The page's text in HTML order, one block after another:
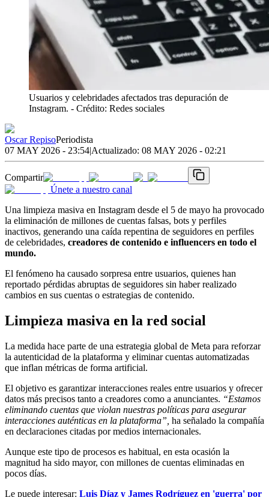
Usuarios y celebridades afectados tras depuración de
Instagram. - Crédito: Redes sociales
Oscar RepisoPeriodista
07 MAY 2026 - 23:54|Actualizado: 08 MAY 2026 - 02:21
Compartir
Únete a nuestro canal
Una limpieza masiva en Instagram desde el 5 de mayo ha provocado
la eliminación de millones de cuentas falsas, bots y perfiles
inactivos, generando una caída repentina de seguidores en perfiles
de celebridades, creadores de contenido e influencers en todo el
mundo.
El fenómeno ha causado sorpresa entre usuarios, quienes han
reportado pérdidas abruptas de seguidores sin haber realizado
cambios en sus cuentas o estrategias de contenido.
Limpieza masiva en la red social
La medida hace parte de una estrategia global de Meta para reforzar
la autenticidad de la plataforma y eliminar cuentas automatizadas
que inflan métricas de forma artificial.
El objetivo es garantizar interacciones reales entre usuarios y ofrecer
datos más precisos tanto a creadores como a anunciantes. “Estamos
eliminando cuentas que violan nuestras políticas para asegurar
interacciones auténticas en la plataforma”, ha señalado la compañía
en declaraciones citadas por medios internacionales.
Aunque este tipo de procesos es habitual, en esta ocasión la
magnitud ha sido mayor, con millones de cuentas eliminadas en
pocos días.
Le puede interesar: Luis Díaz y James Rodríguez en 'guerra' por